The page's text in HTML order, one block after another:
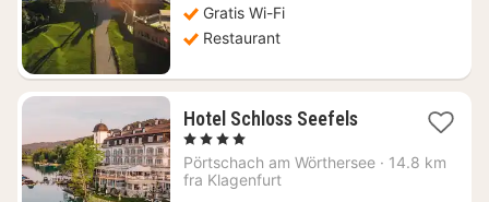
Gratis Wi-Fi
Restaurant
Hotel Schloss Seefels1
fra
, 4 Stjerner
Pörtschach am Wörthersee · 14.8 km
fra Klagenfurt